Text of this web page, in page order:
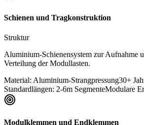
Schienen und Tragkonstruktion
Struktur
Aluminium-Schienensystem zur Aufnahme
Verteilung der Modullasten.
Material: Aluminium-Strangpressung30+
Standardlängen: 2-6m SegmenteModulare
Modulklemmen und Endklemmen